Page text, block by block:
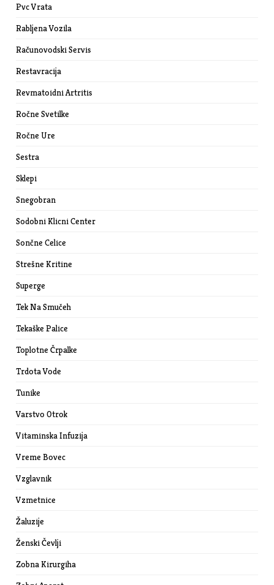
Pvc Vrata
Rabljena Vozila
Računovodski Servis
Restavracija
Revmatoidni Artritis
Ročne Svetilke
Ročne Ure
Sestra
Sklepi
Snegobran
Sodobni Klicni Center
Sončne Celice
Strešne Kritine
Superge
Tek Na Smučeh
Tekaške Palice
Toplotne Črpalke
Trdota Vode
Tunike
Varstvo Otrok
Vitaminska Infuzija
Vreme Bovec
Vzglavnik
Vzmetnice
Žaluzije
Ženski Čevlji
Zobna Kirurgiha